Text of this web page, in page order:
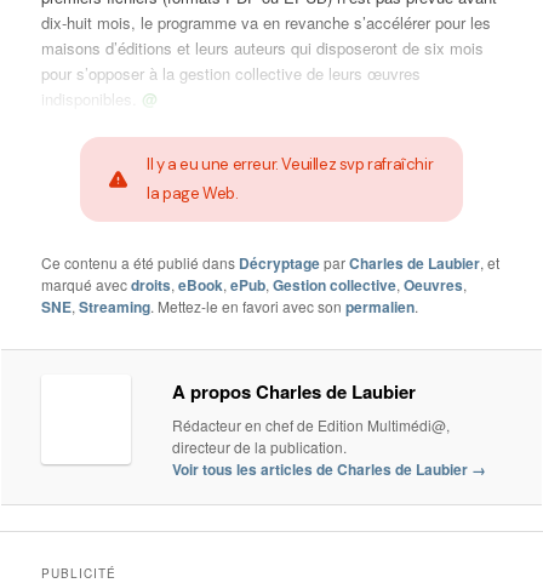
dix-huit mois, le programme va en revanche s’accélérer pour les
maisons d’éditions et leurs auteurs qui disposeront de six mois
pour s’opposer à la gestion collective de leurs œuvres
indisponibles. @
Il y a eu une erreur. Veuillez svp rafraîchir
la page Web.
Ce contenu a été publié dans DécryptageparCharles de Laubier, et
marqué avecdroits,eBook,ePub,Gestion collective,Oeuvres,
SNE,Streaming. Mettez-le en favori avec sonpermalien.
A propos Charles de Laubier
Rédacteur en chef de Edition Multimédi@,
directeur de la publication.
Voir tous les articles de Charles de Laubier →
PUBLICITÉ